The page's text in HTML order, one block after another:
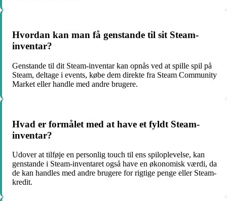
Hvordan kan man få genstande til sit Steam-
inventar?
Genstande til dit Steam-inventar kan opnås ved at spille spil på
Steam, deltage i events, købe dem direkte fra Steam Community
Market eller handle med andre brugere.
Hvad er formålet med at have et fyldt Steam-
inventar?
Udover at tilføje en personlig touch til ens spiloplevelse, kan
genstande i Steam-inventaret også have en økonomisk værdi, da
de kan handles med andre brugere for rigtige penge eller Steam-
kredit.